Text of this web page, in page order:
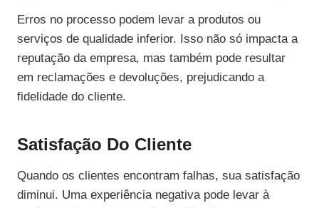
Erros no processo podem levar a produtos ou
serviços de qualidade inferior. Isso não só impacta a
reputação da empresa, mas também pode resultar
em reclamações e devoluções, prejudicando a
fidelidade do cliente.
Satisfação Do Cliente
Quando os clientes encontram falhas, sua satisfação
diminui. Uma experiência negativa pode levar à